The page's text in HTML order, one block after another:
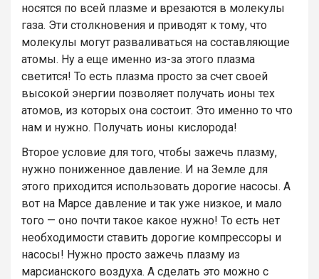
носятся по всей плазме и врезаются в молекулы
газа. Эти столкновения и приводят к тому, что
молекулы могут разваливаться на составляющие
атомы. Ну а еще именно из-за этого плазма
светится! То есть плазма просто за счет своей
высокой энергии позволяет получать ионы тех
атомов, из которых она состоит. Это именно то что
нам и нужно. Получать ионы кислорода!
Второе условие для того, чтобы зажечь плазму,
нужно пониженное давление. И на Земле для
этого приходится использовать дорогие насосы. А
вот на Марсе давление и так уже низкое, и мало
того — оно почти такое какое нужно! То есть нет
необходимости ставить дорогие компрессоры и
насосы! Нужно просто зажечь плазму из
марсианского воздуха. А сделать это можно с